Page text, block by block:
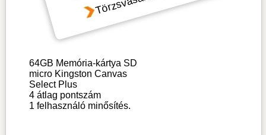
64GB Memória-kártya SD
micro Kingston Canvas
Select Plus
4átlag pontszám
1 felhasználó minősítés.